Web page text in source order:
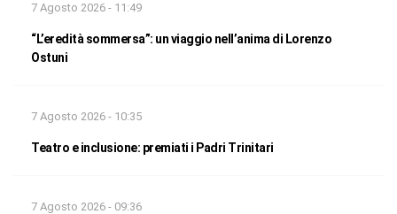
7 Agosto 2026 - 11:49
“L’eredità sommersa”: un viaggio nell’anima di Lorenzo
Ostuni
7 Agosto 2026 - 10:35
Teatro e inclusione: premiati i Padri Trinitari
7 Agosto 2026 - 09:36